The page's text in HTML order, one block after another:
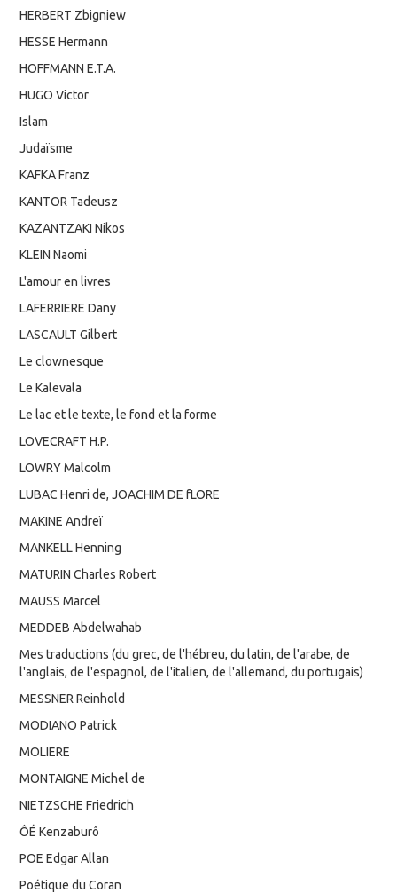
HERBERT Zbigniew
HESSE Hermann
HOFFMANN E.T.A.
HUGO Victor
Islam
Judaïsme
KAFKA Franz
KANTOR Tadeusz
KAZANTZAKI Nikos
KLEIN Naomi
L'amour en livres
LAFERRIERE Dany
LASCAULT Gilbert
Le clownesque
Le Kalevala
Le lac et le texte, le fond et la forme
LOVECRAFT H.P.
LOWRY Malcolm
LUBAC Henri de, JOACHIM DE fLORE
MAKINE Andreï
MANKELL Henning
MATURIN Charles Robert
MAUSS Marcel
MEDDEB Abdelwahab
Mes traductions (du grec, de l'hébreu, du latin, de l'arabe, de
l'anglais, de l'espagnol, de l'italien, de l'allemand, du portugais)
MESSNER Reinhold
MODIANO Patrick
MOLIERE
MONTAIGNE Michel de
NIETZSCHE Friedrich
ÔÉ Kenzaburô
POE Edgar Allan
Poétique du Coran